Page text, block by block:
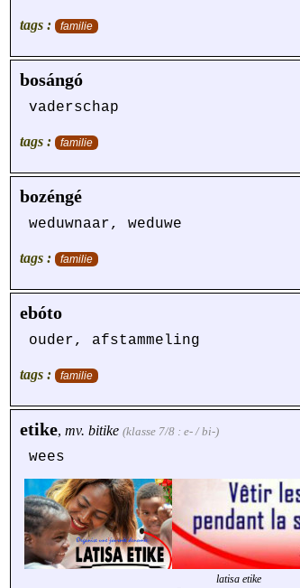
tags : familie
bosángó
vaderschap
tags : familie
bozéngé
weduwnaar, weduwe
tags : familie
ebóto
ouder, afstammeling
tags : familie
etike, mv. bitike (klasse 7/8 : e- / bi-)
wees
latisa etike